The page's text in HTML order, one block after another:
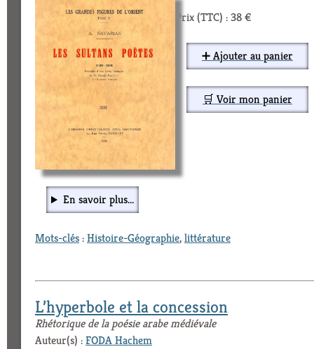
Prix (TTC) : 38 €
➕ Ajouter au panier
🛒 Voir mon panier
En savoir plus...
Mots-clés:Histoire-Géographie,littérature
L’hyperbole et la concession
Rhétorique de la poésie arabe médiévale
Auteur(s) :FODA Hachem